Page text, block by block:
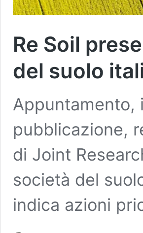
Re Soil
del suolo
Appuntamento,
pubblicazione,
di Joint
società del
indica azioni